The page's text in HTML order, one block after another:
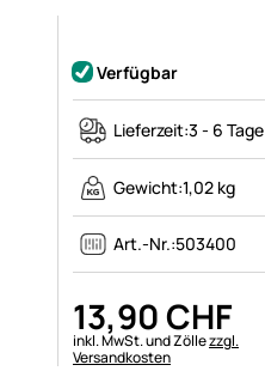
Verfügbar
Lieferzeit:3 - 6 Tage
Gewicht:1,02 kg
Art.-Nr.:503400
13,90CHF
Steuerhinweis:
inkl. MwSt. und Zöllezzgl.
Versandkosten